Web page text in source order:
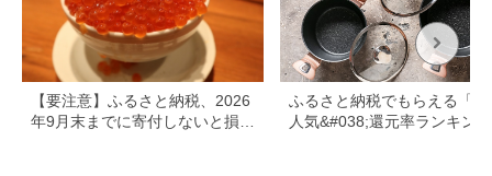
【要注意】ふるさと納税、2026
年9月末までに寄付しないと損す
ふるさと納税でもらえる「鍋
人気&#038;還元率ランキング